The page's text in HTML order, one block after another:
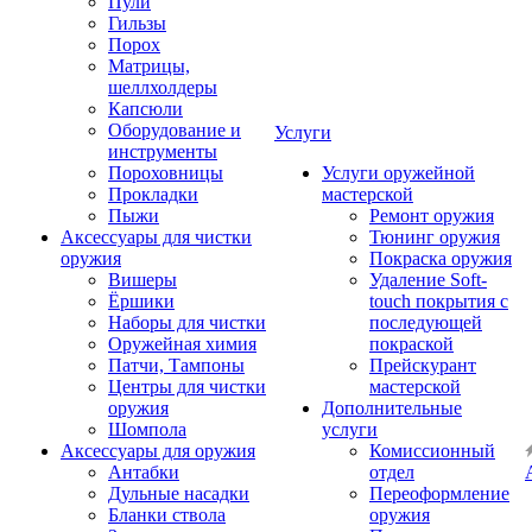
Гильзы
Порох
Матрицы,
шеллхолдеры
Капсюли
Оборудование и
инструменты
Пороховницы
Прокладки
Пыжи
Аксессуары для чистки
оружия
Вишеры
Ёршики
Наборы для чистки
Оружейная химия
Патчи, Тампоны
Центры для чистки
оружия
Шомпола
Аксессуары для оружия
Антабки
Дульные насадки
Бланки ствола
Услуги
Услуги оружейной
мастерской
Ремонт оружия
Тюнинг оружия
Покраска оружия
Удаление Soft-
touch покрытия с
последующей
покраской
Прейскурант
мастерской
Дополнительные
услуги
Комиссионный
отдел
Переоформление
оружия